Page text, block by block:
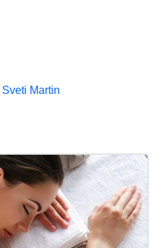
Sveti Martin